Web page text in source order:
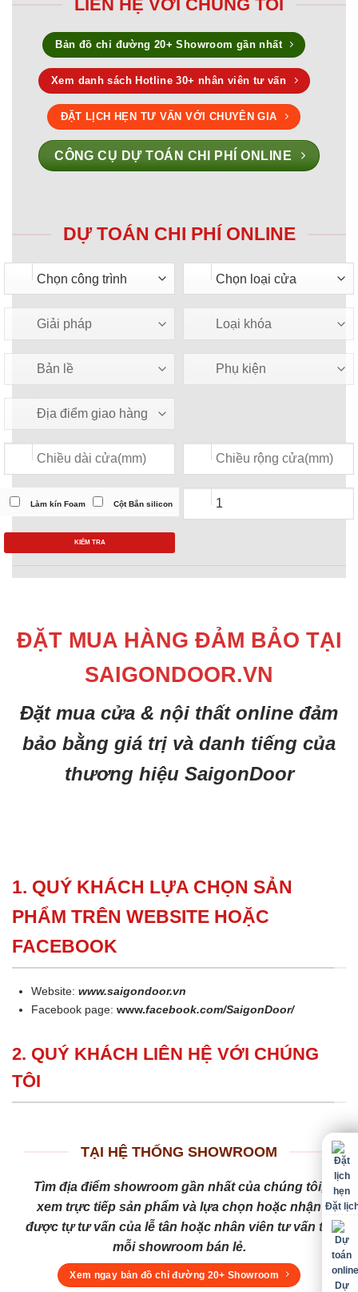
LIÊN HỆ VỚI CHÚNG TÔI
Bản đồ chỉ đường 20+ Showroom gần nhất
Xem danh sách Hotline 30+ nhân viên tư vấn
ĐẶT LỊCH HẸN TƯ VẤN VỚI CHUYÊN GIA
CÔNG CỤ DỰ TOÁN CHI PHÍ ONLINE
DỰ TOÁN CHI PHÍ ONLINE
Làm kín Foam Cột Bắn silicon
KIỂM TRA
ĐẶT MUA HÀNG ĐẢM BẢO TẠI
SAIGONDOOR.VN
Đặt mua cửa & nội thất online đảm
bảo bằng giá trị và danh tiếng của
thương hiệu SaigonDoor
1. QUÝ KHÁCH LỰA CHỌN SẢN
PHẨM TRÊN WEBSITE HOẶC
FACEBOOK
Website:www.saigondoor.vn
Facebook page:www.facebook.com/SaigonDoor/
2. QUÝ KHÁCH LIÊN HỆ VỚI CHÚNG
TÔI
TẠI HỆ THỐNG SHOWROOM
Tìm địa điểm showroom gần nhất của chúng tôi,
xem trực tiếp sản phẩm và lựa chọn hoặc nhận
được tự tư vấn của lễ tân hoặc nhân viên tư vấn tại
mỗi showroom bán lẻ.
Xem ngay bản đồ chỉ đường 20+ Showroom
Đặt
Dự